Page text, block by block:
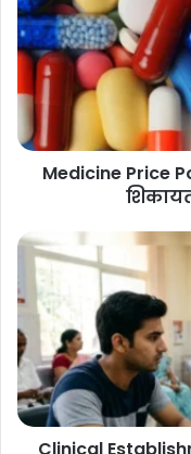
Portal:
दवाओं
की
कीमत
जांच
शिकायत
पोर्टल
Medicine Price
Clinical
Establishments
Act:
जन
विश्वास
सुधारों
से
अस्पतालों
और
क्लीनिकों
Clinical